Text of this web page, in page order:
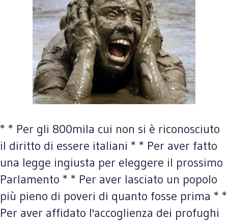
* * Per gli 800mila cui non si è riconosciuto
il diritto di essere italiani * * Per aver fatto
una legge ingiusta per eleggere il prossimo
Parlamento * * Per aver lasciato un popolo
più pieno di poveri di quanto fosse prima * *
Per aver affidato l'accoglienza dei profughi